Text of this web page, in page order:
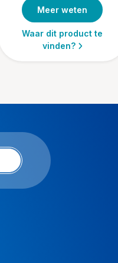
Meer weten
Waar dit product te
vinden?